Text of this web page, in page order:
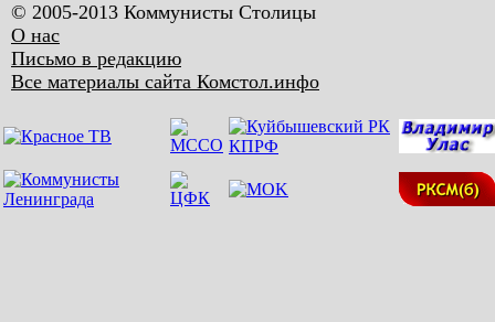
© 2005-2013 Коммунисты Столицы
О нас
Письмо в редакцию
Все материалы сайта Комстол.инфо